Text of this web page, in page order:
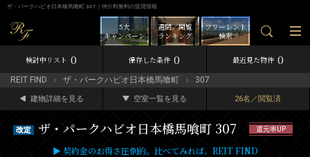
ザ・パークハビオ日本橋馬喰町 307｜仲介料無料の賃貸情報
フリーレント
検索
週間／閲覧
ランキング
5大
キャンペーン
検討中リスト 0 保存した条件 0 最近見た物件 0
REIT FIND ザ・パークハビオ日本橋馬喰町 307
建物詳細を見る 空室一覧を見る 26名／閲覧済
ザ・パークハビオ日本橋馬喰町 307 還元率UP
▶ 契約金のお得さ圧倒的。比べてみれば、REIT FIND